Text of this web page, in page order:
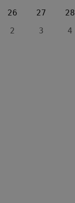
26 27 28
2 3 4